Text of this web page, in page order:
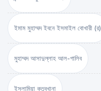
ইমাম মুহাম্মদ ইবনে ইসমাইল বোখারী (র)
মুহাম্মদ আসাদুল্লাহ আল-গালিব
ইসলামিয়া কুতুবখানা